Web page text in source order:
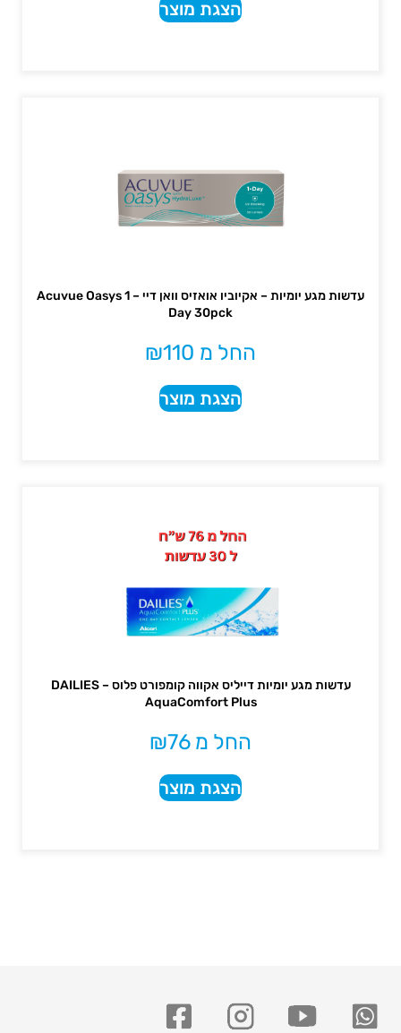
הצגת מוצר
עדשות מגע יומיות – אקיוביו אואזיס וואן דיי – Acuvue Oasys 1
Day 30pck
החל מ ₪110
הצגת מוצר
עדשות מגע יומיות דייליס אקווה קומפורט פלוס – DAILIES
AquaComfort Plus
החל מ ₪76
הצגת מוצר